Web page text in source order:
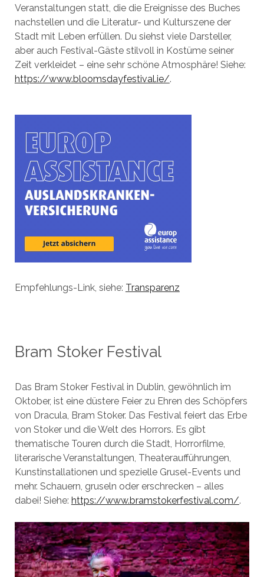
Veranstaltungen statt, die die Ereignisse des Buches
nachstellen und die Literatur- und Kulturszene der
Stadt mit Leben erfüllen. Du siehst viele Darsteller,
aber auch Festival-Gäste stilvoll in Kostüme seiner
Zeit verkleidet – eine sehr schöne Atmosphäre! Siehe:
https://www.bloomsdayfestival.ie/.
Empfehlungs-Link, siehe: Transparenz
Bram Stoker Festival
Das Bram Stoker Festival in Dublin, gewöhnlich im
Oktober, ist eine düstere Feier zu Ehren des Schöpfers
von Dracula, Bram Stoker. Das Festival feiert das Erbe
von Stoker und die Welt des Horrors. Es gibt
thematische Touren durch die Stadt, Horrorfilme,
literarische Veranstaltungen, Theateraufführungen,
Kunstinstallationen und spezielle Grusel-Events und
mehr. Schauern, gruseln oder erschrecken – alles
dabei! Siehe: https://www.bramstokerfestival.com/.